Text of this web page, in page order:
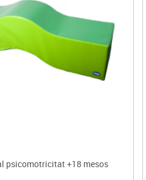
psicomotricitat +18 mesos